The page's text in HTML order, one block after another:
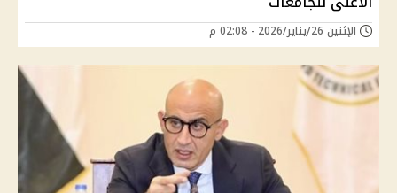
الإثنين 26/يناير/2026 - 02:08 م